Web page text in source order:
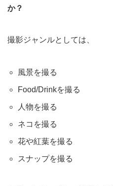
か？
撮影ジャンルとしては、
風景を撮る
Food/Drinkを撮る
人物を撮る
ネコを撮る
花や紅葉を撮る
スナップを撮る